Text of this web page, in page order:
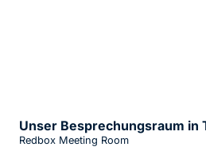
Unser Besprechungsraum in
Redbox Meeting Room